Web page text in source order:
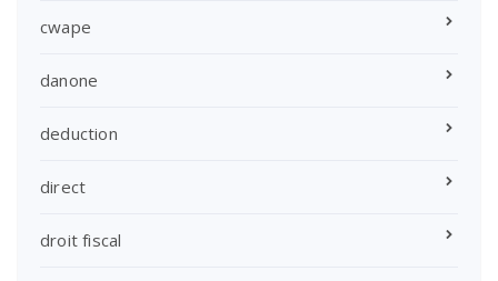
cwape
danone
deduction
direct
droit fiscal